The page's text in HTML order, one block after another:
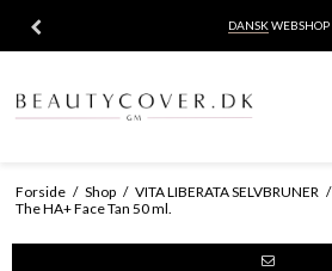
DANSKWEBSHOP
Forside / Shop / VITA LIBERATA SELVBRUNER /
The HA+ Face Tan 50 ml.